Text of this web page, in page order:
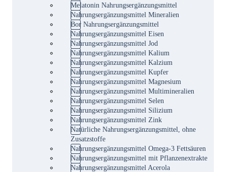
Melatonin Nahrungsergänzungsmittel
Nahrungsergänzungsmittel Mineralien
Bor Nahrungsergänzungsmittel
Nahrungsergänzungsmittel Eisen
Nahrungsergänzungsmittel Jod
Nahrungsergänzungsmittel Kalium
Nahrungsergänzungsmittel Kalzium
Nahrungsergänzungsmittel Kupfer
Nahrungsergänzungsmittel Magnesium
Nahrungsergänzungsmittel Multimineralien
Nahrungsergänzungsmittel Selen
Nahrungsergänzungsmittel Silizium
Nahrungsergänzungsmittel Zink
Natürliche Nahrungsergänzungsmittel, ohne
Zusatzstoffe
Nahrungsergänzungsmittel Omega-3 Fettsäuren
Nahrungsergänzungsmittel mit Pflanzenextrakte
Nahrungsergänzungsmittel Acerola